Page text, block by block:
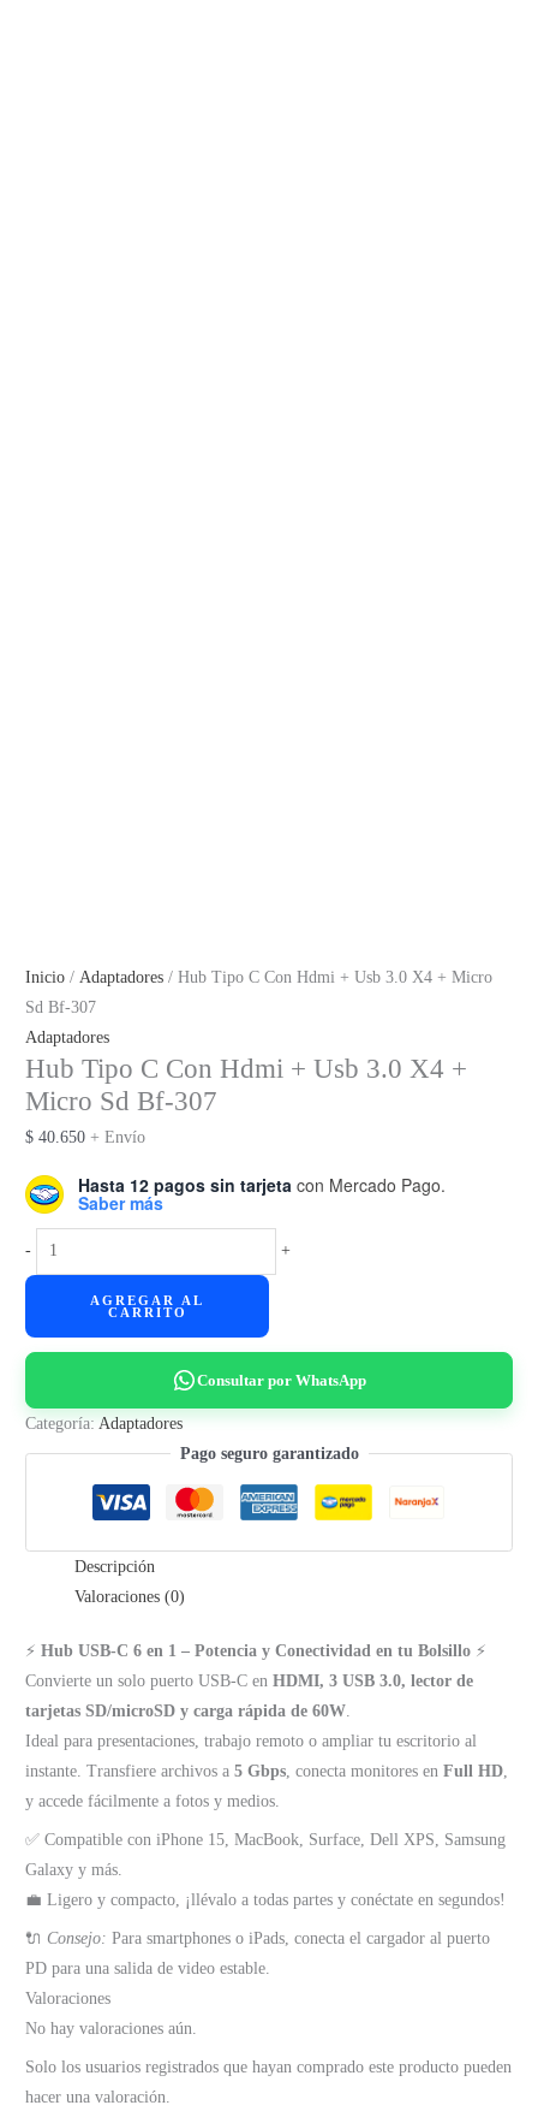
Inicio / Adaptadores / Hub Tipo C Con Hdmi + Usb 3.0 X4 + Micro
Sd Bf-307
Adaptadores
Hub Tipo C Con Hdmi + Usb 3.0 X4 +
Micro Sd Bf-307
$ 40.650 + Envío
Hasta 12 pagos sin tarjeta con Mercado Pago.
Saber más
-
Hub
Tipo
Usb
3.0
+
AGREGAR AL
CARRITO
Consultar por WhatsApp
Categoría: Adaptadores
Pago seguro garantizado
Descripción
Valoraciones (0)
⚡️Hub USB-C 6 en 1 – Potencia y Conectividad en tu Bolsillo ⚡️
Convierte un solo puerto USB-C enHDMI, 3 USB 3.0, lector de
tarjetas SD/microSD y carga rápida de 60W.
Ideal para presentaciones, trabajo remoto o ampliar tu escritorio al
instante. Transfiere archivos a5 Gbps, conecta monitores enFull HD,
y accede fácilmente a fotos y medios.
✅ Compatible con iPhone 15, MacBook, Surface, Dell XPS, Samsung
Galaxy y más.
💼 Ligero y compacto, ¡llévalo a todas partes y conéctate en segundos!
🔌 Consejo: Para smartphones o iPads, conecta el cargador al puerto
PD para una salida de video estable.
Valoraciones
No hay valoraciones aún.
Solo los usuarios registrados que hayan comprado este producto pueden
hacer una valoración.